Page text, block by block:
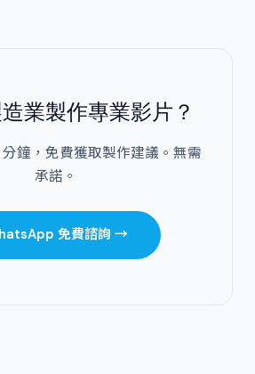
業製作專業影片？
鐘，免費獲取製作建議。無需
承諾。
免費諮詢 →